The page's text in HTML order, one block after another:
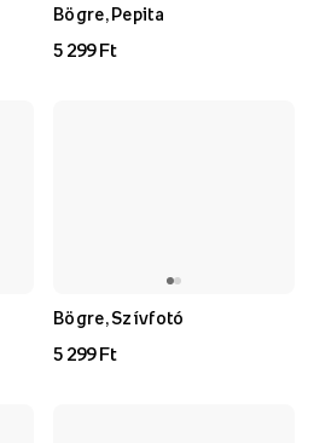
Bögre, Pepita
5 299 Ft
Bögre, Szívfotó
5 299 Ft